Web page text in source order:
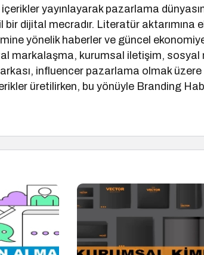
yayınlayarak pazarlama
bir dijital mecradır. Literatür aktarımına
yönelik haberler ve güncel
markalaşma, kurumsal iletişim,
influencer pazarlama olmak
üretilirken, bu yönüyle Branding